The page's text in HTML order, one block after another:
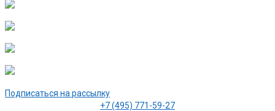
Подписаться на рассылку
+7 (495) 771-59-27